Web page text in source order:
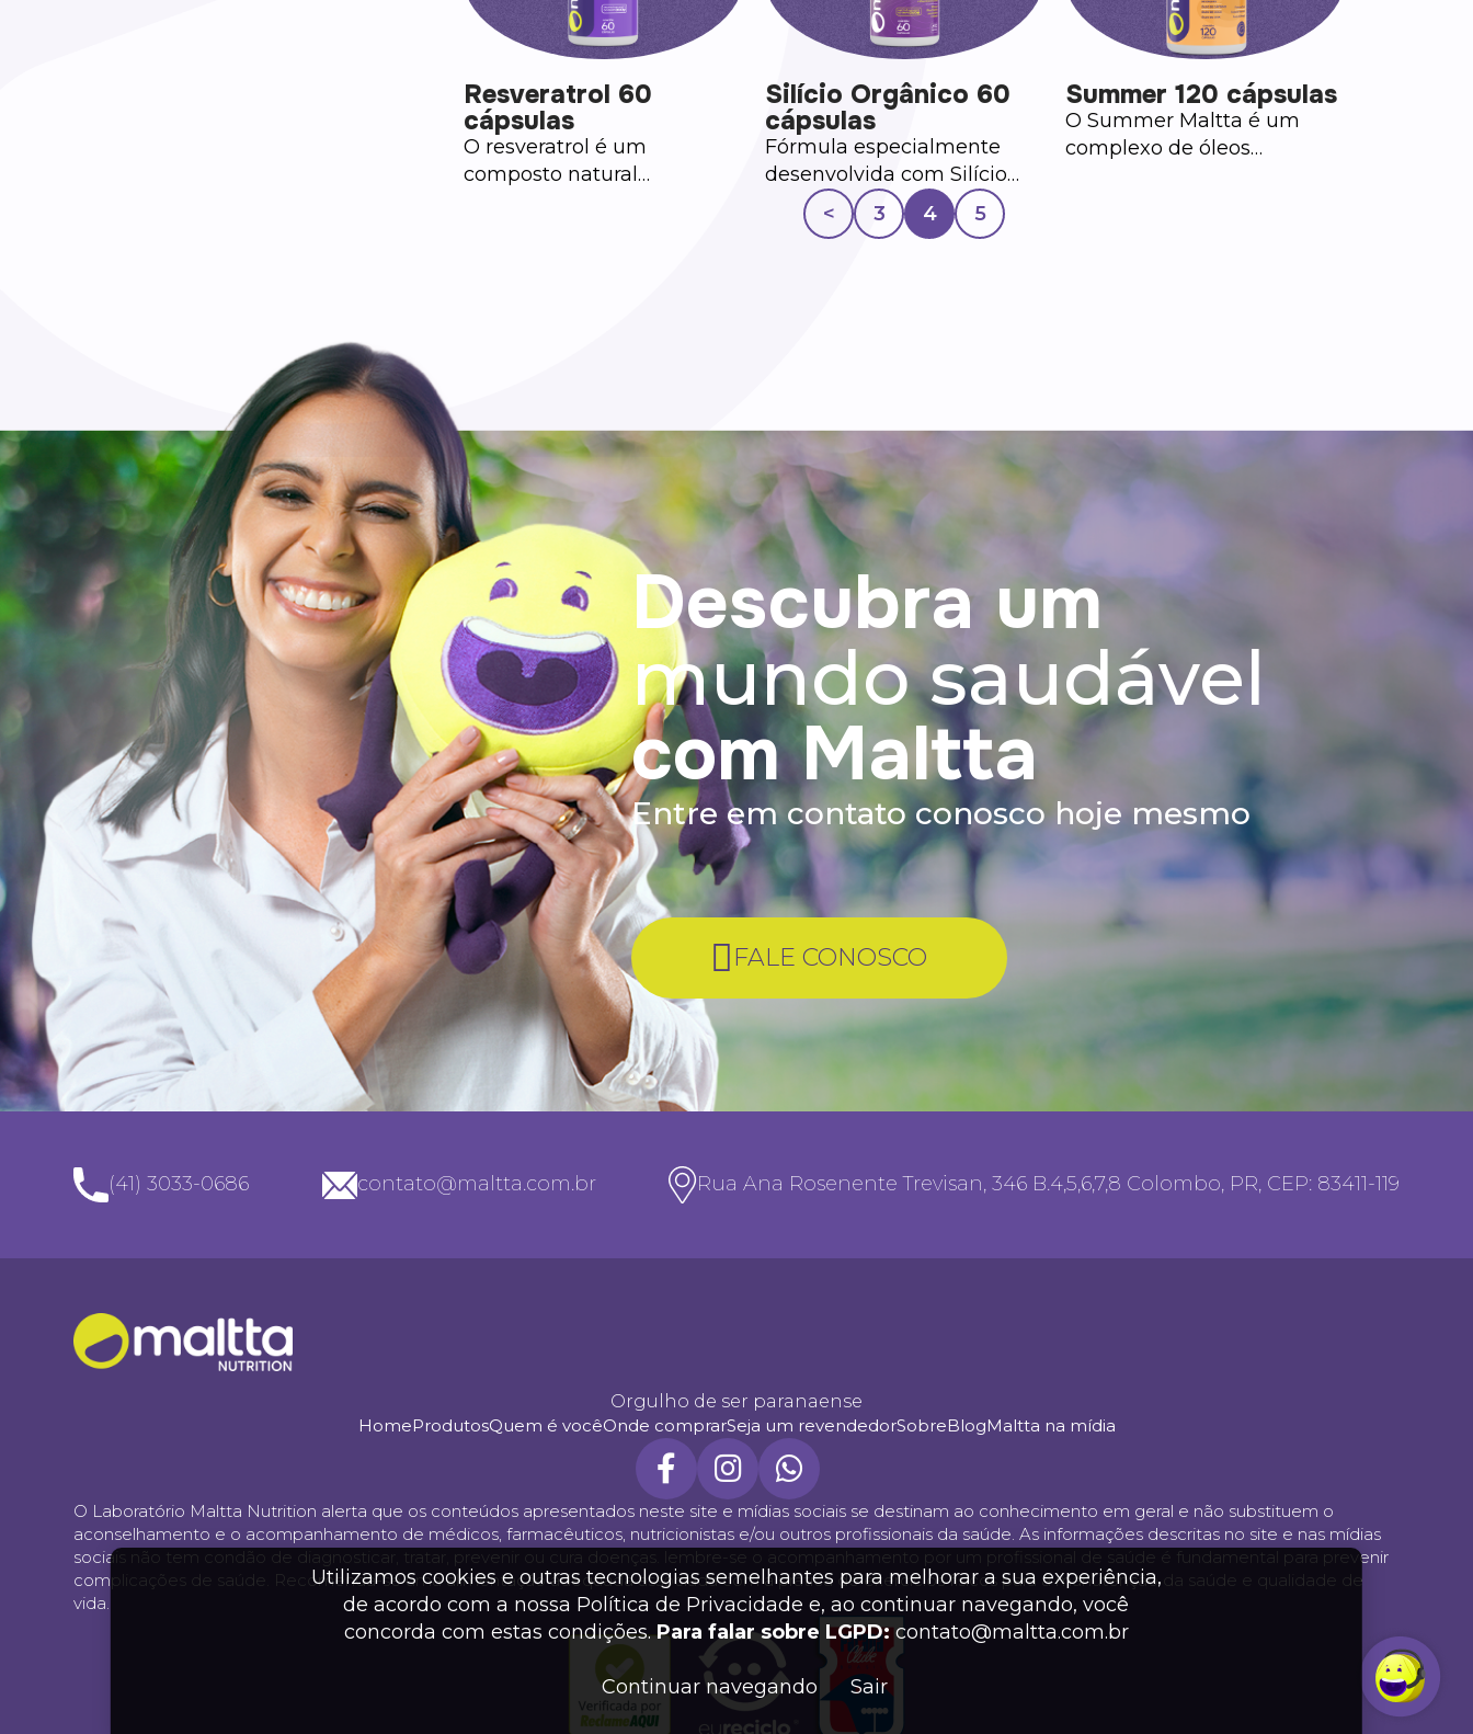
Resveratrol 60
cápsulas
O resveratrol é um
composto natural
Silício Orgânico 60
cápsulas
Fórmula especialmente
desenvolvida com Silício
Orgânico, Vitaminas C, E,
B3, B6, Biotina e o Zinco
Summer 120 cápsulas
O Summer Maltta é um
complexo de óleos
< 3 4 5
Descubra um
mundo saudável
com Maltta
Entre em contato conosco hoje mesmo
FALE CONOSCO
(41) 3033-0686 contato@maltta.com.br Rua Ana Rosenente Trevisan, 346 B.4,5,6,7,8 Colombo, PR, CEP: 83411-119
Orgulho de ser paranaense
HomeProdutosQuem é vocêOnde comprarSeja um revendedorSobreBlogMaltta na mídia
O Laboratório Maltta Nutrition alerta que os conteúdos apresentados neste site e mídias sociais se destinam ao conhecimento em geral e não substituem o
aconselhamento e o acompanhamento de médicos, farmacêuticos, nutricionistas e/ou outros profissionais da saúde. As informações descritas no site e nas mídias
sociais não tem condão de diagnosticar, tratar, prevenir ou cura doenças. lembre-se o acompanhamento por um profissional de saúde é fundamental para prevenir
complicações de saúde. Recomenda-se uma alimentação adequada associada com a prática de exercícios físicos para a manutenção da saúde e qualidade de
vida.
Utilizamos cookies e outras tecnologias semelhantes para melhorar a sua experiência,
de acordo com a nossa Política de Privacidade e, ao continuar navegando, você
concorda com estas condições.Para falar sobre LGPD:contato@maltta.com.br
Continuar navegando Sair